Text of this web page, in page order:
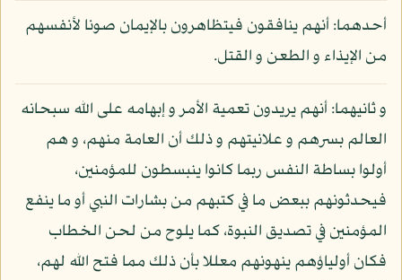
أحدهما: أنهم ينافقون فيتظاهرون بالإيمان صونا لأنفسهم
من الإيذاء و الطعن و القتل.
و ثانيهما: أنهم يريدون تعمية الأمر و إبهامه على الله سبحانه
العالم بسرهم و علانيتهم و ذلك أن العامة منهم، و هم
أولوا بساطة النفس ربما كانوا ينبسطون للمؤمنين،
فيحدثونهم ببعض ما في كتبهم من بشارات النبي أو ما ينفع
المؤمنين في تصديق النبوة، كما يلوح من لحن الخطاب
فكان أولياؤهم ينهونهم معللا بأن ذلك مما فتح الله لهم،